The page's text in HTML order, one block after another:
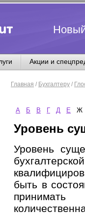
Акции и
Главная / Бухгалтеру /
А Б В Г Д Е Ж
Уровень
Уровень
быть в